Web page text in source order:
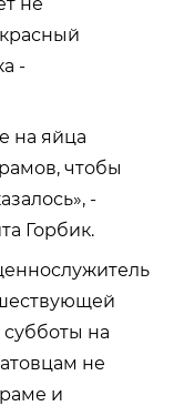
-
на яйца
чтобы
-
Горбик.
субботы на
не
и